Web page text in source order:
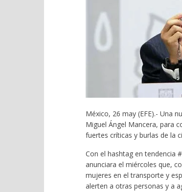
México, 26 may (EFE).- Una
Miguel Ángel Mancera, para
fuertes críticas y burlas de la
Con el hashtag en tendencia
anunciara el miércoles que,
mujeres en el transporte y
alerten a otras personas y a